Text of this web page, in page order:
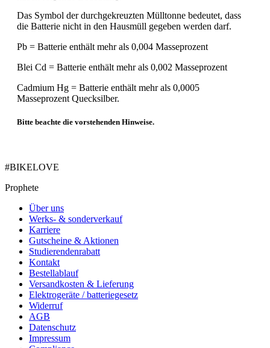
Das Symbol der durchgekreuzten Mülltonne bedeutet, dass
die Batterie nicht in den Hausmüll gegeben werden darf.
Pb = Batterie enthält mehr als 0,004 Masseprozent
Blei Cd = Batterie enthält mehr als 0,002 Masseprozent
Cadmium Hg = Batterie enthält mehr als 0,0005
Masseprozent Quecksilber.
Bitte beachte die vorstehenden Hinweise.
#BIKELOVE
Prophete
Über uns
Werks- & sonderverkauf
Karriere
Gutscheine & Aktionen
Studierendenrabatt
Kontakt
Bestellablauf
Versandkosten & Lieferung
Elektrogeräte / batteriegesetz
Widerruf
AGB
Datenschutz
Impressum